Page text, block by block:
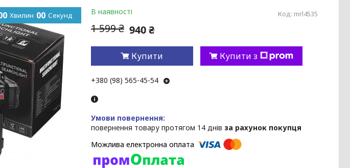
0 Хвилин 00 Секунд В наявності Код: mrl4535
1 599 ₴ 940 ₴
Купити Купити з
+380 (98) 565-45-54
повернення товару протягом 14 днів за рахунок покупця